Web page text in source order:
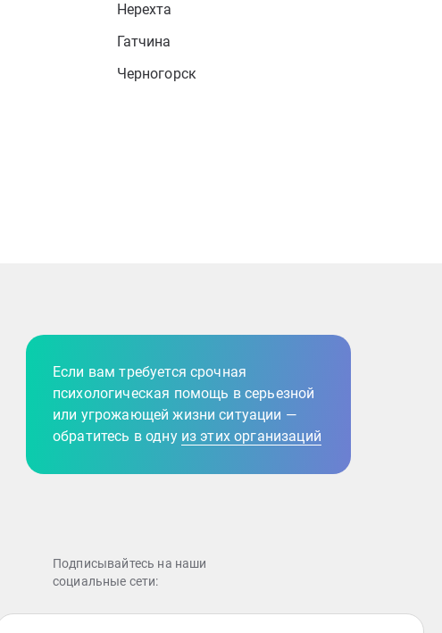
Нерехта
Гатчина
Черногорск
Если вам требуется срочная
психологическая помощь в серьезной
или угрожающей жизни ситуации —
обратитесь в одну из этих организаций
Подписывайтесь на наши
cоциальные сети: